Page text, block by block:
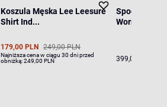
Koszula Męska Lee Leesure
Shirt Ind...
179,00 PLN 249,00 PLN
Najniższa cena w ciągu 30 dni przed
obniżką:249,00 PLN
Spodnie
Worn In
399,00 PLN